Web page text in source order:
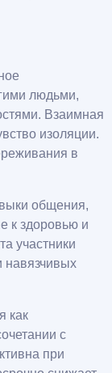
людьми,
Взаимная
изоляции.
в
общения,
к здоровью и
участники
навязчивых
как
с
при